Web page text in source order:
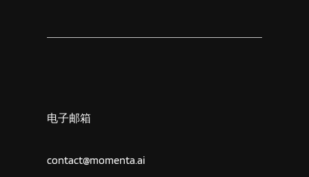
电子邮箱
contact@momenta.ai